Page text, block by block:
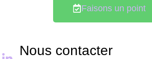
Faisons un point
Nous contacter